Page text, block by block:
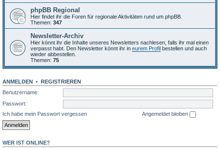
phpBB Regional
Hier findet ihr die Foren für regionale Aktivitäten rund um phpBB.
Themen: 347
Newsletter-Archiv
Hier könnt ihr die Inhalte unseres Newsletters nachlesen, falls ihr mal einen
verpasst habt. Den Newsletter könnt ihr in eurem Profil bestellen und auch
wieder abbestellen.
Themen: 75
ANMELDEN • REGISTRIEREN
Benutzername:
Passwort:
Ich habe mein Passwort vergessen
Angemeldet bleiben
WER IST ONLINE?